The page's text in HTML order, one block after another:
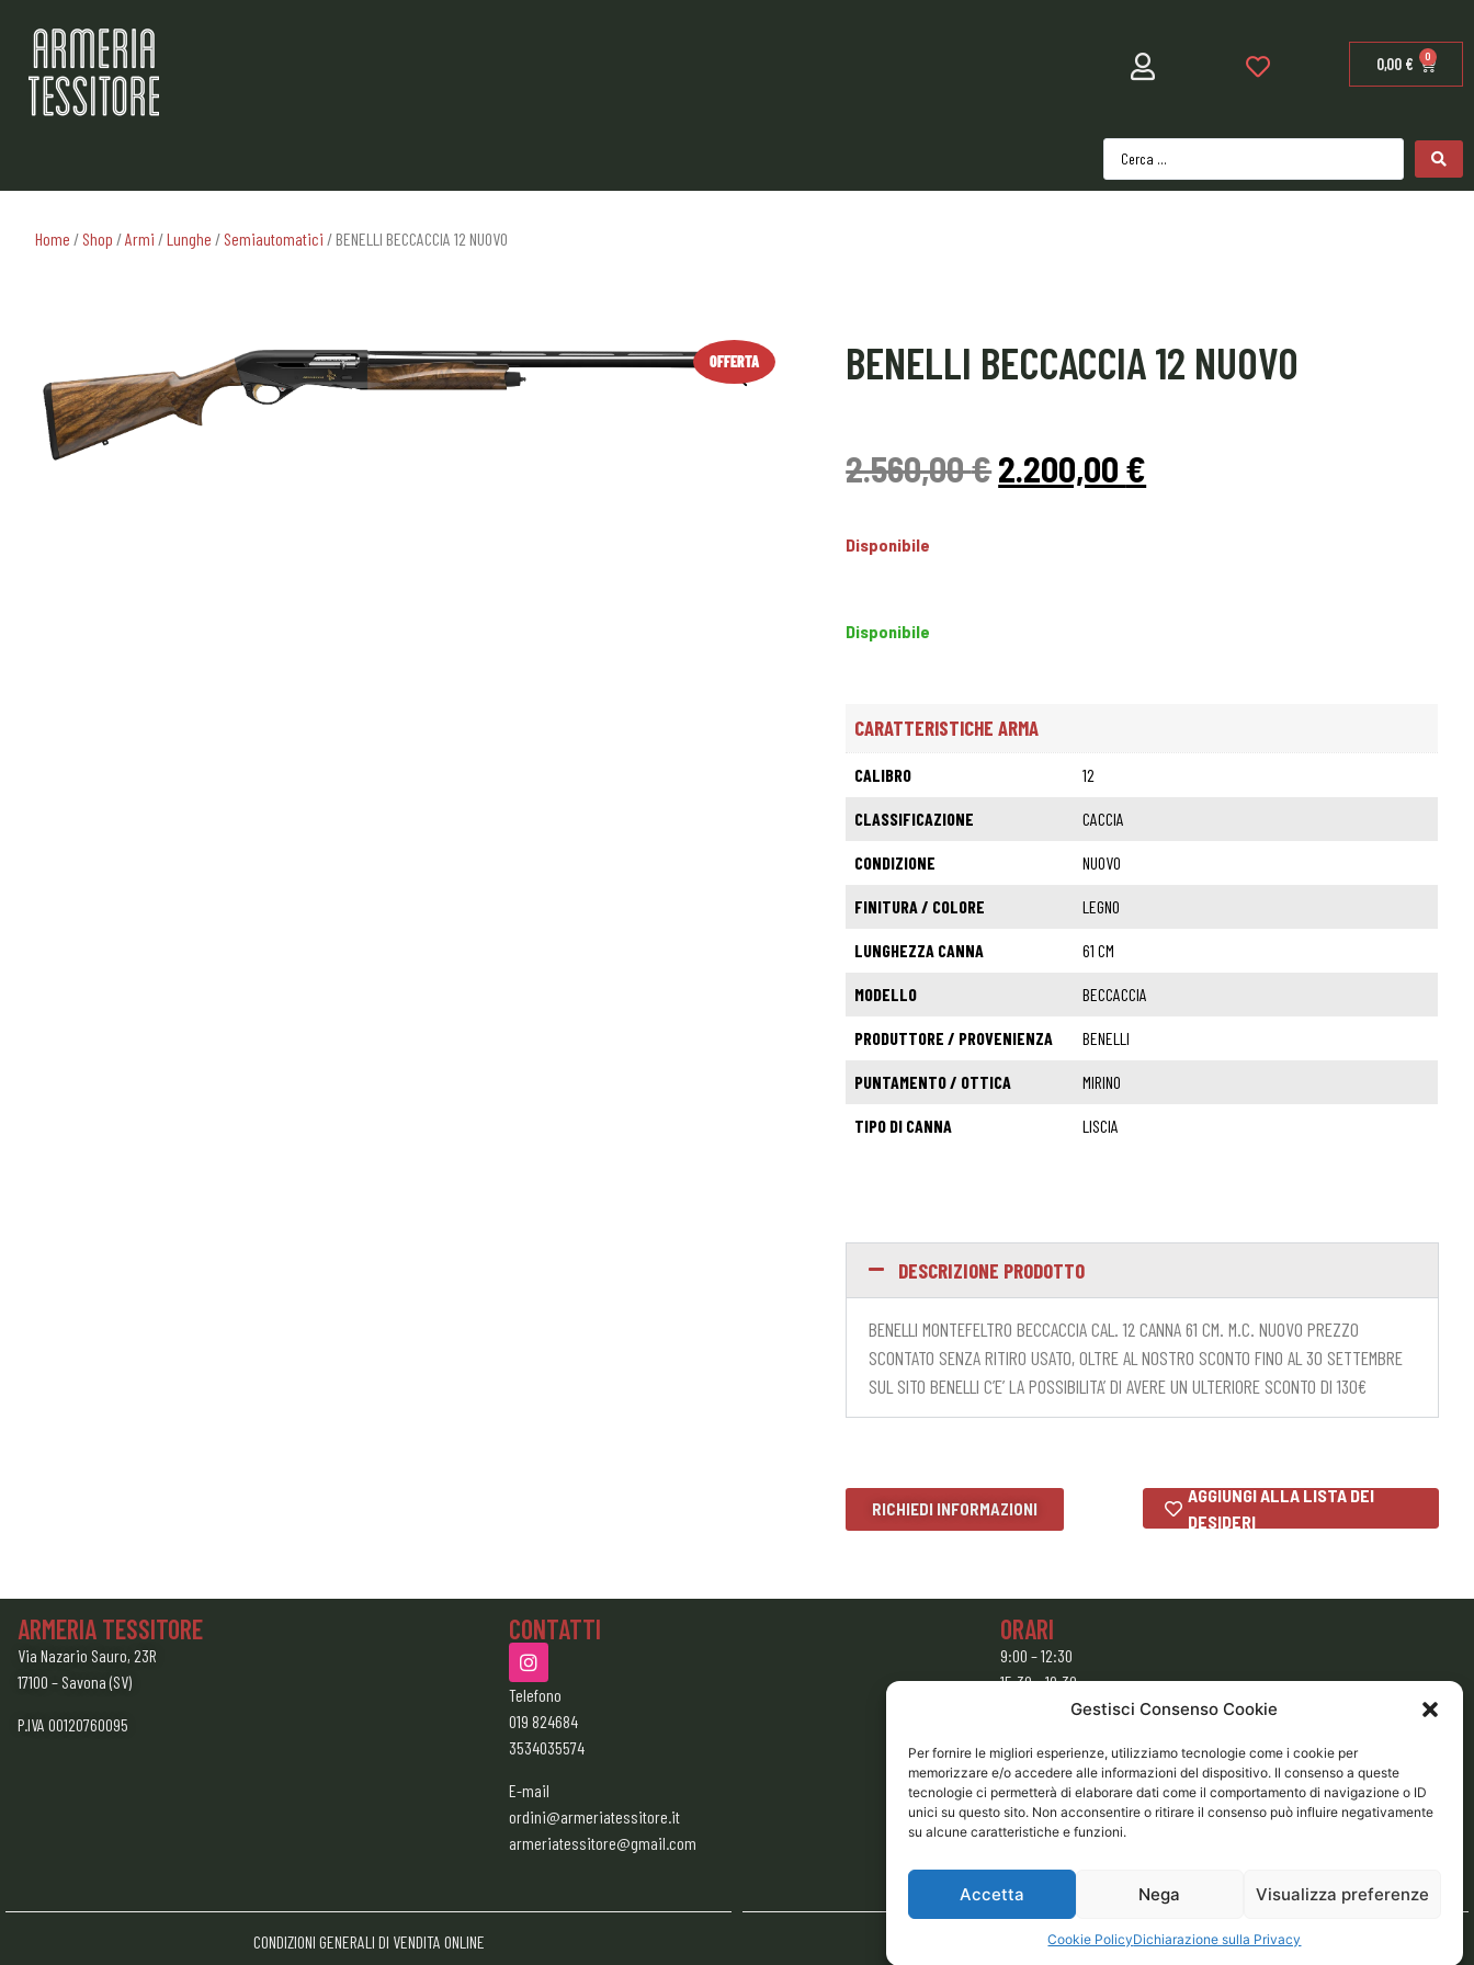
Gestisci Consenso Cookie
Per fornire le migliori esperienze, utilizziamo tecnologie come i cookie per
memorizzare e/o accedere alle informazioni del dispositivo. Il consenso a queste
tecnologie ci permetterà di elaborare dati come il comportamento di navigazione o ID
unici su questo sito. Non acconsentire o ritirare il consenso può influire negativamente
su alcune caratteristiche e funzioni.
Accetta Nega Visualizza preferenze
Cookie PolicyDichiarazione sulla Privacy
0,00 € 0
Home / Shop /Armi /Lunghe / Semiautomatici / BENELLI BECCACCIA 12 NUOVO
OFFERTA BENELLI BECCACCIA 12 NUOVO
2.560,00€2.200,00 €
Disponibile
Disponibile
CARATTERISTICHE ARMA
CALIBRO 12
CLASSIFICAZIONE CACCIA
CONDIZIONE NUOVO
FINITURA / COLORE LEGNO
LUNGHEZZA CANNA 61 CM
MODELLO BECCACCIA
PRODUTTORE / PROVENIENZA BENELLI
PUNTAMENTO / OTTICA MIRINO
TIPO DI CANNA LISCIA
DESCRIZIONE PRODOTTO
BENELLI MONTEFELTRO BECCACCIA CAL. 12 CANNA 61 CM. M.C. NUOVO PREZZO
SCONTATO SENZA RITIRO USATO, OLTRE AL NOSTRO SCONTO FINO AL 30 SETTEMBRE
SUL SITO BENELLI C’E’ LA POSSIBILITA’ DI AVERE UN ULTERIORE SCONTO DI 130€
RICHIEDI INFORMAZIONI
AGGIUNGI ALLA LISTA DEI
DESIDERI
ARMERIA TESSITORE
Via Nazario Sauro, 23R
17100 – Savona (SV)
P.IVA 00120760095
CONTATTI
Telefono
019 824684
3534035574
E-mail
ordini@armeriatessitore.it
armeriatessitore@gmail.com
ORARI
9:00 – 12:30
15:30 – 19:30
Domenica e Lunedì mattina
CONDIZIONI GENERALI DI VENDITA ONLINE